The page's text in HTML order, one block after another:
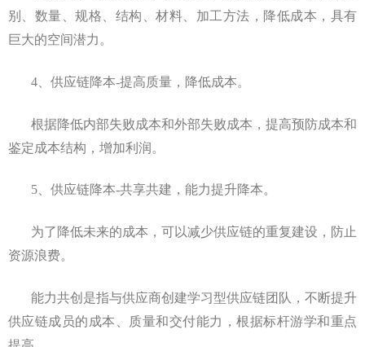
别、数量、规格、结构、材料、加工方法，降低成本，具有
巨大的空间潜力。
4、供应链降本-提高质量，降低成本。
根据降低内部失败成本和外部失败成本，提高预防成本和
鉴定成本结构，增加利润。
5、供应链降本-共享共建，能力提升降本。
为了降低未来的成本，可以减少供应链的重复建设，防止
资源浪费。
能力共创是指与供应商创建学习型供应链团队，不断提升
供应链成员的成本、质量和交付能力，根据标杆游学和重点